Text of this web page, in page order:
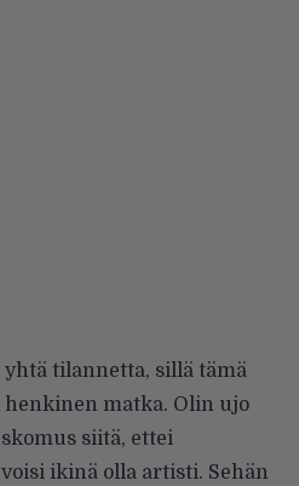
tilannetta, sillä tämä
matka. Olin ujo
siitä, ettei
ikinä olla artisti. Sehän